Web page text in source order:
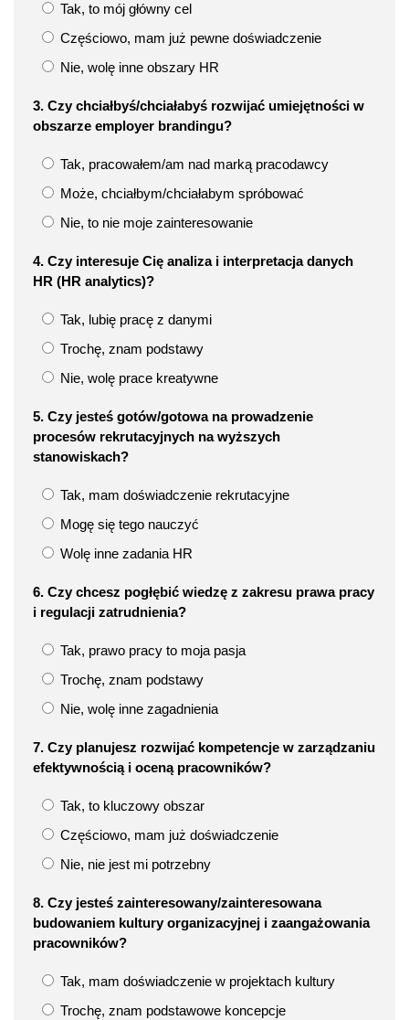
Tak, to mój główny cel
Częściowo, mam już pewne doświadczenie
Nie, wolę inne obszary HR
3. Czy chciałbyś/chciałabyś rozwijać umiejętności w
obszarze employer brandingu?
Tak, pracowałem/am nad marką pracodawcy
Może, chciałbym/chciałabym spróbować
Nie, to nie moje zainteresowanie
4. Czy interesuje Cię analiza i interpretacja danych
HR (HR analytics)?
Tak, lubię pracę z danymi
Trochę, znam podstawy
Nie, wolę prace kreatywne
5. Czy jesteś gotów/gotowa na prowadzenie
procesów rekrutacyjnych na wyższych
stanowiskach?
Tak, mam doświadczenie rekrutacyjne
Mogę się tego nauczyć
Wolę inne zadania HR
6. Czy chcesz pogłębić wiedzę z zakresu prawa pracy
i regulacji zatrudnienia?
Tak, prawo pracy to moja pasja
Trochę, znam podstawy
Nie, wolę inne zagadnienia
7. Czy planujesz rozwijać kompetencje w zarządzaniu
efektywnością i oceną pracowników?
Tak, to kluczowy obszar
Częściowo, mam już doświadczenie
Nie, nie jest mi potrzebny
8. Czy jesteś zainteresowany/zainteresowana
budowaniem kultury organizacyjnej i zaangażowania
pracowników?
Tak, mam doświadczenie w projektach kultury
Trochę, znam podstawowe koncepcje